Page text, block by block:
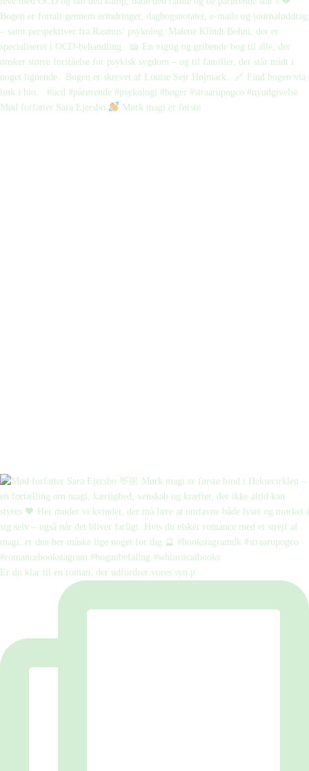
Mød forfatter Sara Ejersbo Mørk magi er første
Er du klar til en roman, der udfordrer vores syn p